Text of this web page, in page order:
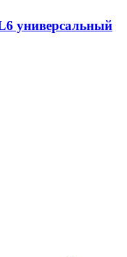
универсальный